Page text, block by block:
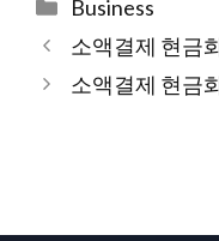
Business
소액결제 현금
소액결제 현금